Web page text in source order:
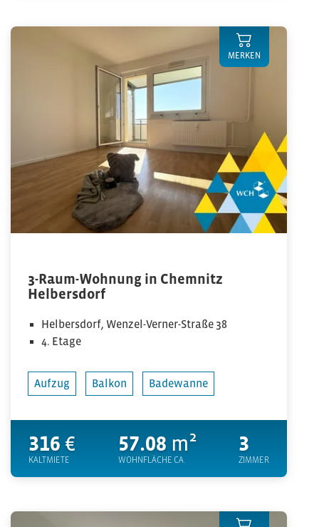
3-Raum-Wohnung in Chemnitz
Helbersdorf
Helbersdorf, Wenzel-Verner-Straße 38
4. Etage
Aufzug Balkon Badewanne
316 €
KALTMIETE
57.08 m²
WOHNFLÄCHE CA.
3
ZIMMER
MERKEN